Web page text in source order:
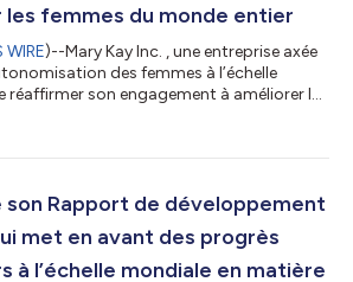
les femmes du monde entier
WIRE)--Mary Kay Inc. , une entreprise axée
des femmes à l’échelle
réaffirmer son engagement à améliorer la
allie dons ciblés et marketing engagé afin
1996, le programme a versé plus de 230
son Rapport de développement
met en avant des progrès
à l’échelle mondiale en matière